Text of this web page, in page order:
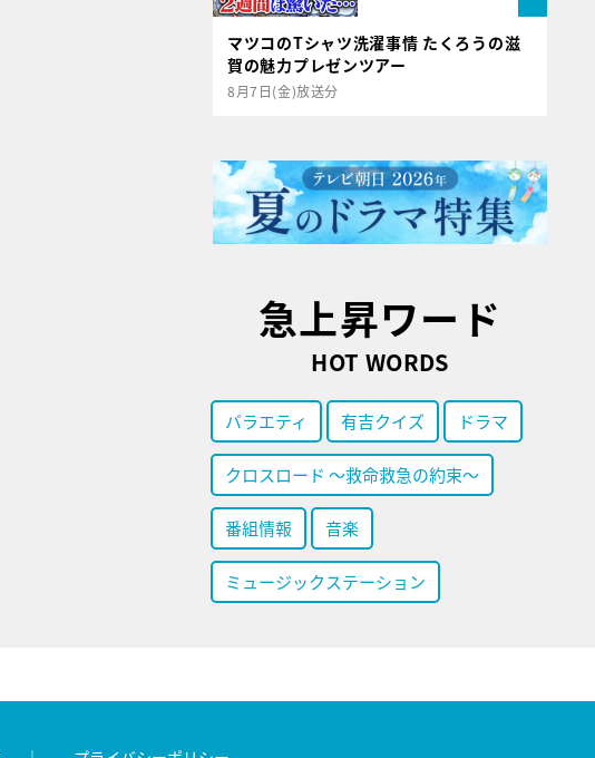
マツコのTシャツ洗濯事情 たくろうの滋
賀の魅力プレゼンツアー
8月7日(金)放送分
急上昇ワード
HOT WORDS
バラエティ 有吉クイズ ドラマ
クロスロード ～救命救急の約束～
番組情報 音楽
ミュージックステーション